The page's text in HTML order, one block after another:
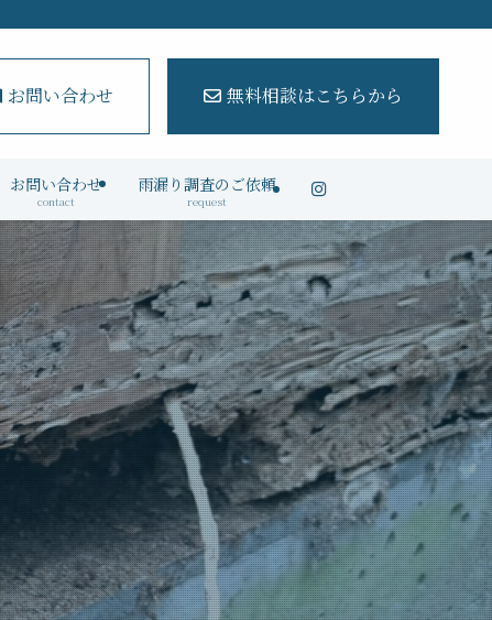
お問い合わせ 無料相談はこちらから
お問い合わせ
contact
雨漏り調査のご依頼
request